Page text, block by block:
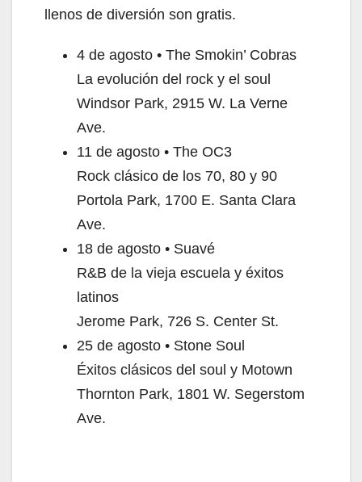
llenos de diversión son gratis.
4 de agosto • The Smokin’ Cobras
La evolución del rock y el soul
Windsor Park, 2915 W. La Verne
Ave.
11 de agosto • The OC3
Rock clásico de los 70, 80 y 90
Portola Park, 1700 E. Santa Clara
Ave.
18 de agosto • Suavé
R&B de la vieja escuela y éxitos
latinos
Jerome Park, 726 S. Center St.
25 de agosto • Stone Soul
Éxitos clásicos del soul y Motown
Thornton Park, 1801 W. Segerstom
Ave.